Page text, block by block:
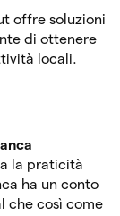
offre soluzioni
di ottenere
locali.
la praticità
ha un conto
che così come